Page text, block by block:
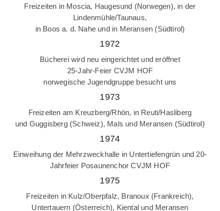
Freizeiten in Moscia, Haugesund (Norwegen), in der
Lindenmühle/Taunaus,
in Boos a. d. Nahe und in Meransen (Südtirol)
1972
Bücherei wird neu eingerichtet und eröffnet
25-Jahr-Feier CVJM HOF
norwegische Jugendgruppe besucht uns
1973
Freizeiten am Kreuzberg/Rhön, in Reuti/Hasliberg
und Guggisberg (Schweiz), Mals und Meransen (Südtirol)
1974
Einweihung der Mehrzweckhalle in Untertiefengrün und 20-
Jahrfeier Posaunenchor CVJM HOF
1975
Freizeiten in Kulz/Oberpfalz, Branoux (Frankreich),
Untertauern (Österreich), Kiental und Meransen